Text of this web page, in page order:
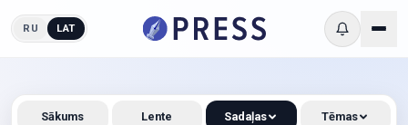
RU LAT
Sākums Lente Sadaļas Tēmas